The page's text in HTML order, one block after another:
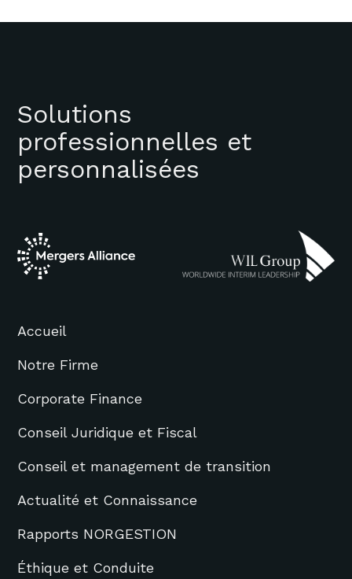
Solutions
professionnelles et
personnalisées
Accueil
Notre Firme
Corporate Finance
Conseil Juridique et Fiscal
Conseil et management de transition
Actualité et Connaissance
Rapports NORGESTION
Éthique et Conduite